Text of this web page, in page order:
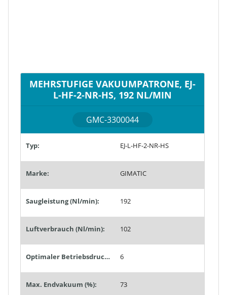
MEHRSTUFIGE VAKUUMPATRONE, EJ-
L-HF-2-NR-HS, 192 NL/MIN
GMC-3300044
Typ: EJ-L-HF-2-NR-HS
Marke: GIMATIC
Saugleistung (Nl/min): 192
Luftverbrauch (Nl/min): 102
Optimaler Betriebsdruck (bar): 6
Max. Endvakuum (%): 73